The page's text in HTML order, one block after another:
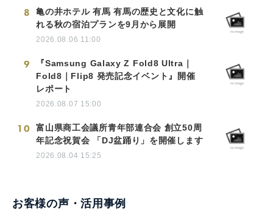
8
亀の井ホテル 有馬 有馬の歴史と文化に触
れる秋の宿泊プランを9月から展開
2026.08.06 11:00
9
『Samsung Galaxy Z Fold8 Ultra｜
Fold8｜Flip8 発売記念イベント』開催
レポート
2026.08.07 15:00
10
富山県商工会議所青年部連合会 創立50周
年記念祝賀会 「DJ盆踊り」を開催します
2026.08.04 15:25
お客様の声・活用事例